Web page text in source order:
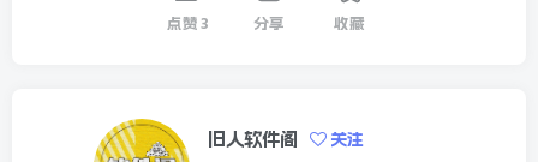
点赞 3 分享 收藏
旧人软件阁 关注